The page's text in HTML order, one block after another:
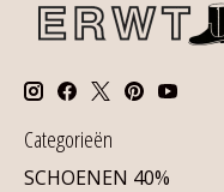
Categorieën
SCHOENEN 40%